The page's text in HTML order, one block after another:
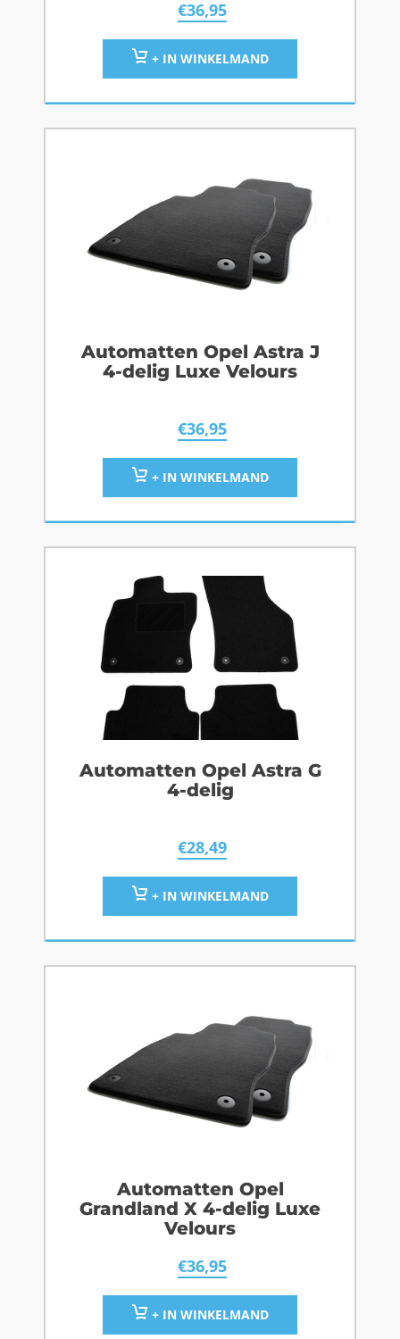
€36,95
+ IN WINKELMAND
Automatten Opel Astra J
4-delig Luxe Velours
€36,95
+ IN WINKELMAND
Automatten Opel Astra G
4-delig
€28,49
+ IN WINKELMAND
Automatten Opel
Grandland X 4-delig Luxe
Velours
€36,95
+ IN WINKELMAND